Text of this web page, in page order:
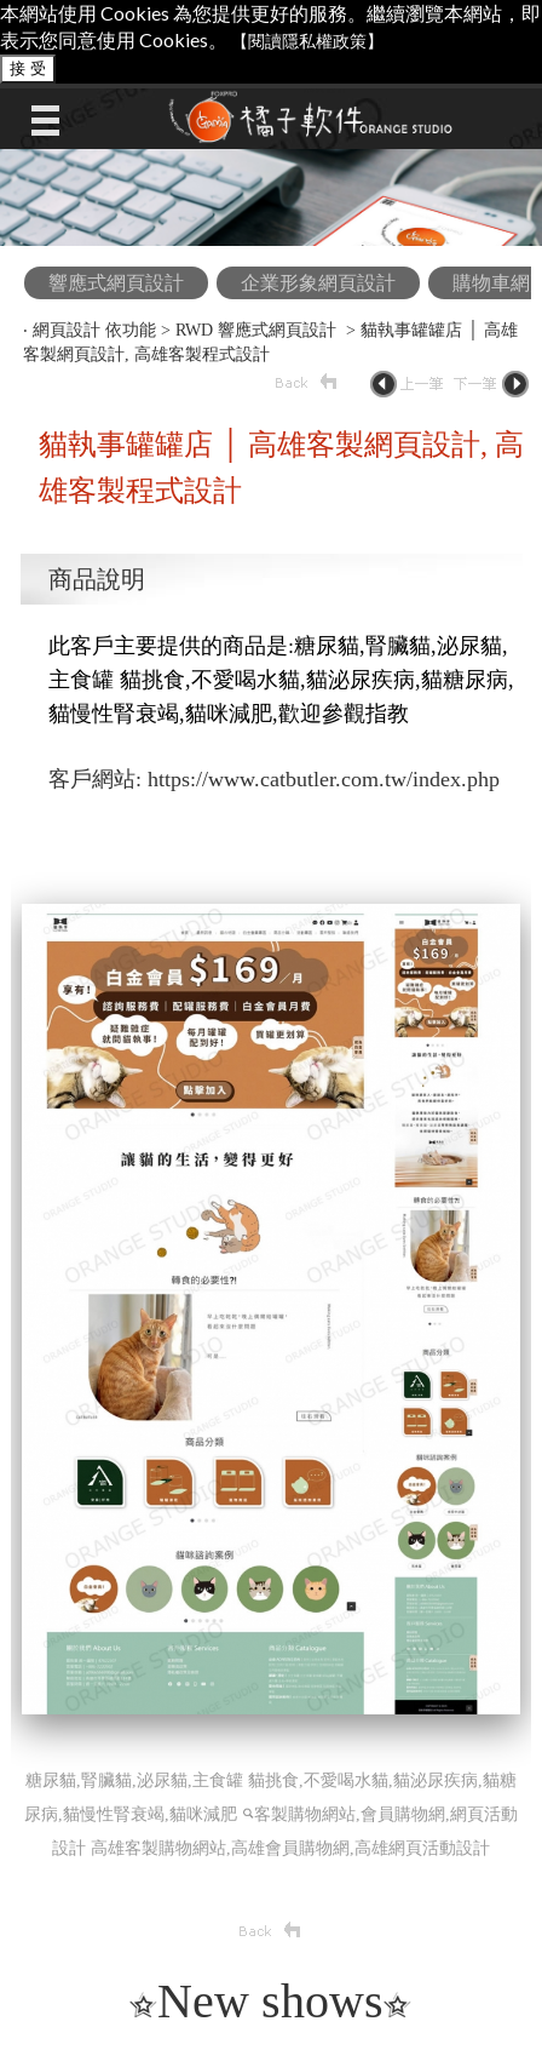
本網站使用 Cookies 為您提供更好的服務。繼續瀏覽本網站，即
表示您同意使用 Cookies。
【閱讀隱私權政策】
接 受
響應式網頁設計 企業形象網頁設計 購物車網
‧ 網頁設計 依功能> RWD 響應式網頁設計 > 貓執事罐罐店 │ 高雄
客製網頁設計, 高雄客製程式設計
貓執事罐罐店 │ 高雄客製網頁設計, 高
雄客製程式設計
商品說明
此客戶主要提供的商品是:糖尿貓,腎臟貓,泌尿貓,
主食罐 貓挑食,不愛喝水貓,貓泌尿疾病,貓糖尿病,
貓慢性腎衰竭,貓咪減肥,歡迎參觀指教
客戶網站: https://www.catbutler.com.tw/index.php
糖尿貓,腎臟貓,泌尿貓,主食罐 貓挑食,不愛喝水貓,貓泌尿疾病,貓糖
尿病,貓慢性腎衰竭,貓咪減肥
客製購物網站,會員購物網,網頁活動
設計 高雄客製購物網站,高雄會員購物網,高雄網頁活動設計
New shows